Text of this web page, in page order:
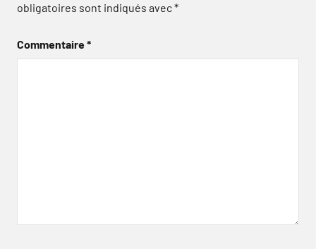
obligatoires sont indiqués avec*
Commentaire*